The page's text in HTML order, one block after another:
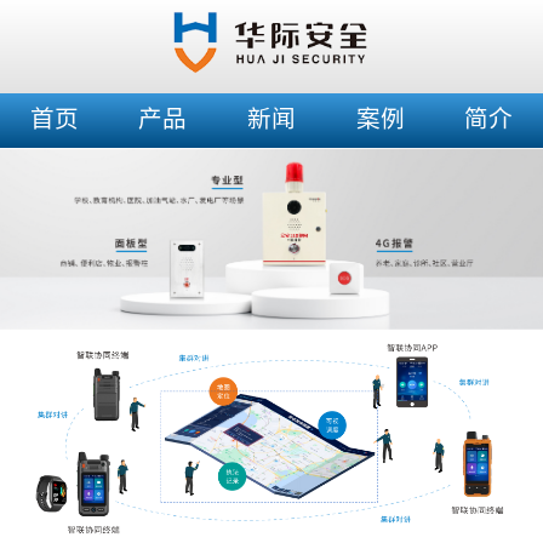
首页 产品 新闻 案例 简介